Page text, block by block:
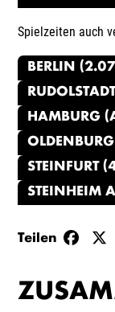
Spielzeiten auch
BERLIN
HAMBURG
STEINFURT
STEINHEIM
Teilen